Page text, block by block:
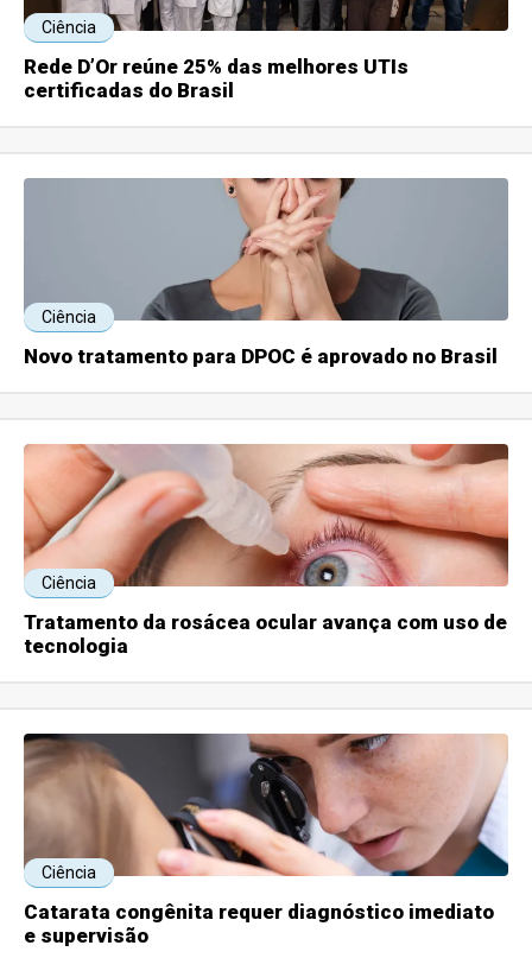
Ciência
Rede D’Or reúne 25% das melhores UTIs
certificadas do Brasil
Ciência
Novo tratamento para DPOC é aprovado no Brasil
Ciência
Tratamento da rosácea ocular avança com uso de
tecnologia
Ciência
Catarata congênita requer diagnóstico imediato
e supervisão